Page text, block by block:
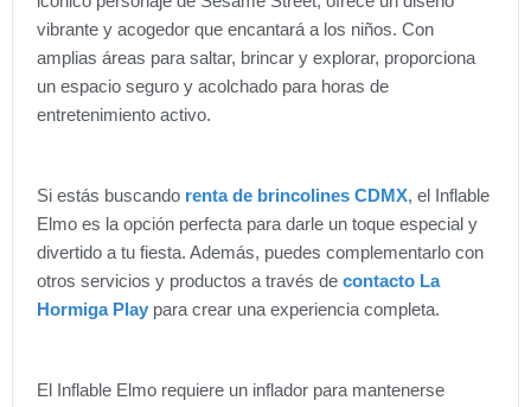
vibrante y acogedor que encantará a los niños. Con
amplias áreas para saltar, brincar y explorar, proporciona
un espacio seguro y acolchado para horas de
entretenimiento activo.
Si estás buscando renta de brincolines CDMX, el Inflable
Elmo es la opción perfecta para darle un toque especial y
divertido a tu fiesta. Además, puedes complementarlo con
otros servicios y productos a través de contacto La
Hormiga Play para crear una experiencia completa.
El Inflable Elmo requiere un inflador para mantenerse